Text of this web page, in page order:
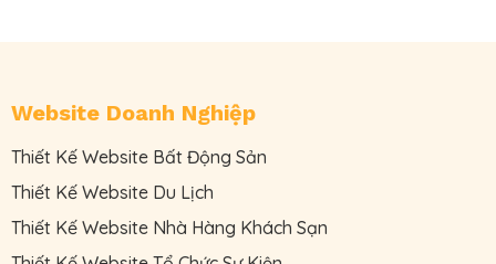
Website Doanh Nghiệp
Thiết Kế Website Bất Động Sản
Thiết Kế Website Du Lịch
Thiết Kế Website Nhà Hàng Khách Sạn